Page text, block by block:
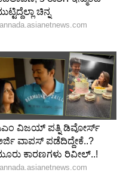
ಅಭಿಮಾನಿಗಳು
ನಂತರ ಅವರು ತಮ್ಮ
ನಿರ್ಬಂಧಿಸಿದ್ದರು.
ಟಿವಿ ಪರದೆಗೆ